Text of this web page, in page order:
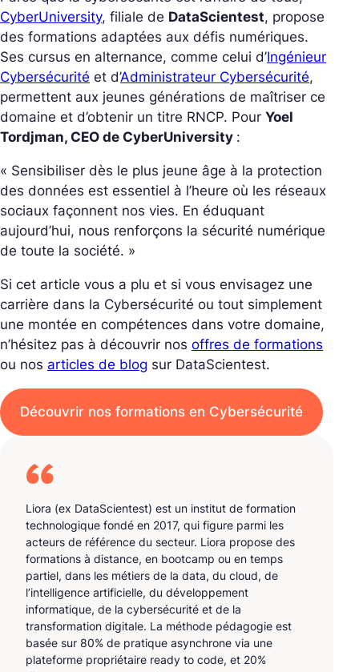
CyberUniversity, filiale de DataScientest, propose
des formations adaptées aux défis numériques.
Ses cursus en alternance, comme celui d’Ingénieur
Cybersécurité et d’Administrateur Cybersécurité,
permettent aux jeunes générations de maîtriser ce
domaine et d’obtenir un titre RNCP. Pour Yoel
Tordjman, CEO de CyberUniversity :
« Sensibiliser dès le plus jeune âge à la protection
des données est essentiel à l’heure où les réseaux
sociaux façonnent nos vies. En éduquant
aujourd’hui, nous renforçons la sécurité numérique
de toute la société. »
Si cet article vous a plu et si vous envisagez une
carrière dans la Cybersécurité ou tout simplement
une montée en compétences dans votre domaine,
n’hésitez pas à découvrir nos offres de formations
ou nos articles de blog sur DataScientest.
Découvrir nos formations en Cybersécurité
Liora (ex DataScientest) est un institut de formation
technologique fondé en 2017, qui figure parmi les
acteurs de référence du secteur. Liora propose des
formations à distance, en bootcamp ou en temps
partiel, dans les métiers de la data, du cloud, de
l’intelligence artificielle, du développement
informatique, de la cybersécurité et de la
transformation digitale. La méthode pédagogie est
basée sur 80% de pratique asynchrone via une
plateforme propriétaire ready to code, et 20%